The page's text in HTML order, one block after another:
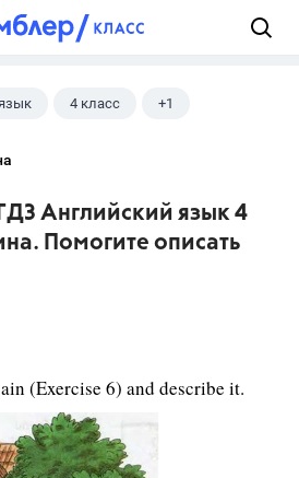
4 класс +1
Английский язык 4
Помогите описать
(Exercise 6) and describe it.